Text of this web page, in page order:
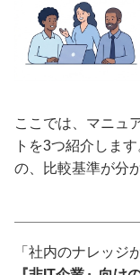
ここでは、マニュ
トを3つ紹介しま
の、比較基準が分
「社内のナレッジ